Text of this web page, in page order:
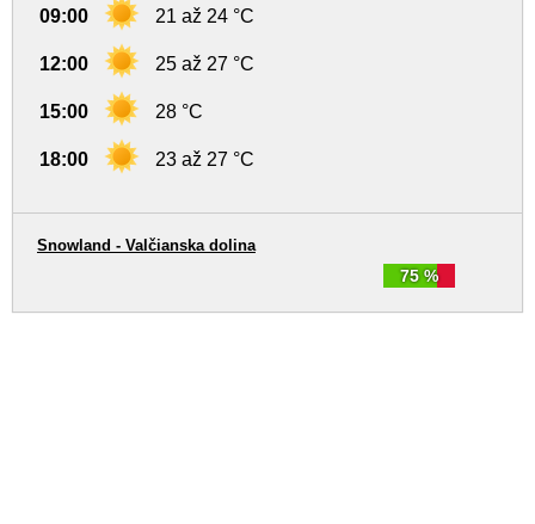
09:00 21 až 24 °C
12:00 25 až 27 °C
15:00 28 °C
18:00 23 až 27 °C
75 %
Snowland - Valčianska dolina